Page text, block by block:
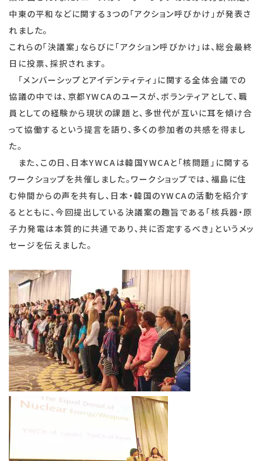
中東の平和などに関する3つの「アクション呼びかけ」が発表さ
れました。
これらの「決議案」ならびに「アクション呼びかけ」は、総会最終
日に投票、採択されます。
「メンバーシップとアイデンティティ」に関する全体会議での
協議の中では、京都YWCAのユースが、ボランティアとして、職
員としての経験から現状の課題と、多世代が互いに耳を傾け合
って協働するという提言を語り、多くの参加者の共感を得まし
た。
また、この日、日本YWCAは韓国YWCAと「核問題」に関する
ワークショップを共催しました。ワークショップでは、福島に住
む仲間からの声を共有し、日本・韓国のYWCAの活動を紹介す
るとともに、今回提出している決議案の趣旨である「核兵器・原
子力発電は本質的に共通であり、共に否定するべき」というメッ
セージを伝えました。